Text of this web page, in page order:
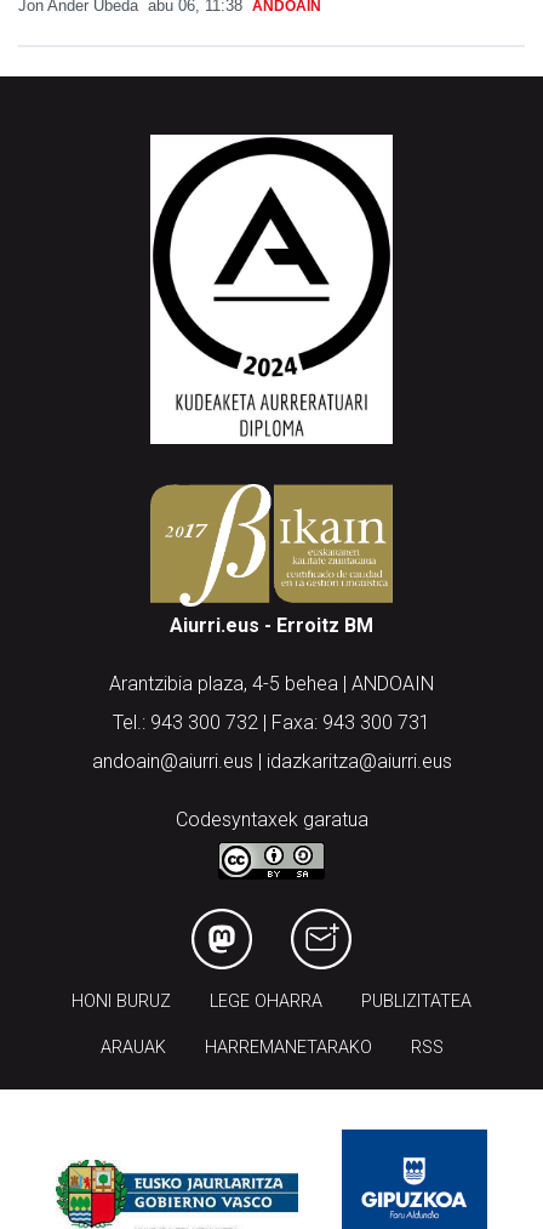
Aiurri.eus - Erroitz BM
Arantzibia plaza, 4-5 behea | ANDOAIN
Tel.: 943 300 732 | Faxa: 943 300 731
andoain@aiurri.eus | idazkaritza@aiurri.eus
Codesyntaxek garatua
LEGE OHARRA
ARAUAK HARREMANETARAKO RSS